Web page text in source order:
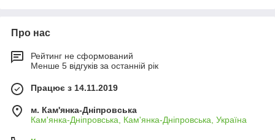
Про нас
Рейтинг не сформований
Менше 5 відгуків за останній рік
Працює з 14.11.2019
м. Кам'янка-Дніпровська
Кам'янка-Дніпровська, Кам'янка-Дніпровська, Україна